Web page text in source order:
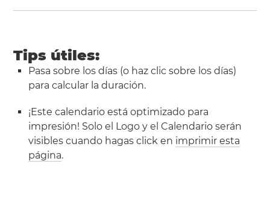
Tips útiles:
Pasa sobre los días (o haz clic sobre los días)
para calcular la duración.
¡Este calendario está optimizado para
impresión! Solo el Logo y el Calendario serán
visibles cuando hagas click en imprimir esta
página.